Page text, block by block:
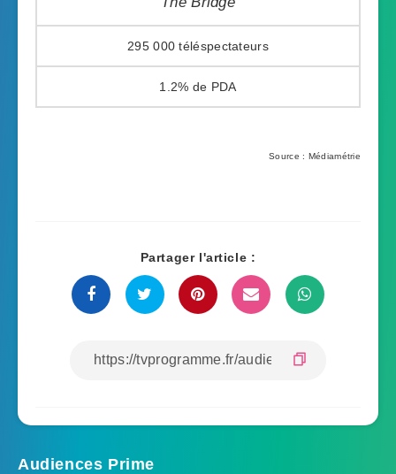
295 000
1.2%
Source : Médiamétrie
Partager l'article :
Audiences Prime